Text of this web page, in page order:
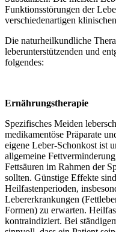
Funktionsstörungen der
verschiedenartigen
Die naturheilkundliche
leberunterstützenden und
folgendes:
Ernährungstherapie
Spezifisches Meiden
medikamentöse Präparate
eigene Leber-Schonkost ist
allgemeine
Fettsäuren im Rahmen der
sollten. Günstige Effekte
Heilfastenperioden,
Lebererkrankungen
Formen) zu erwarten.
kontraindiziert. Bei